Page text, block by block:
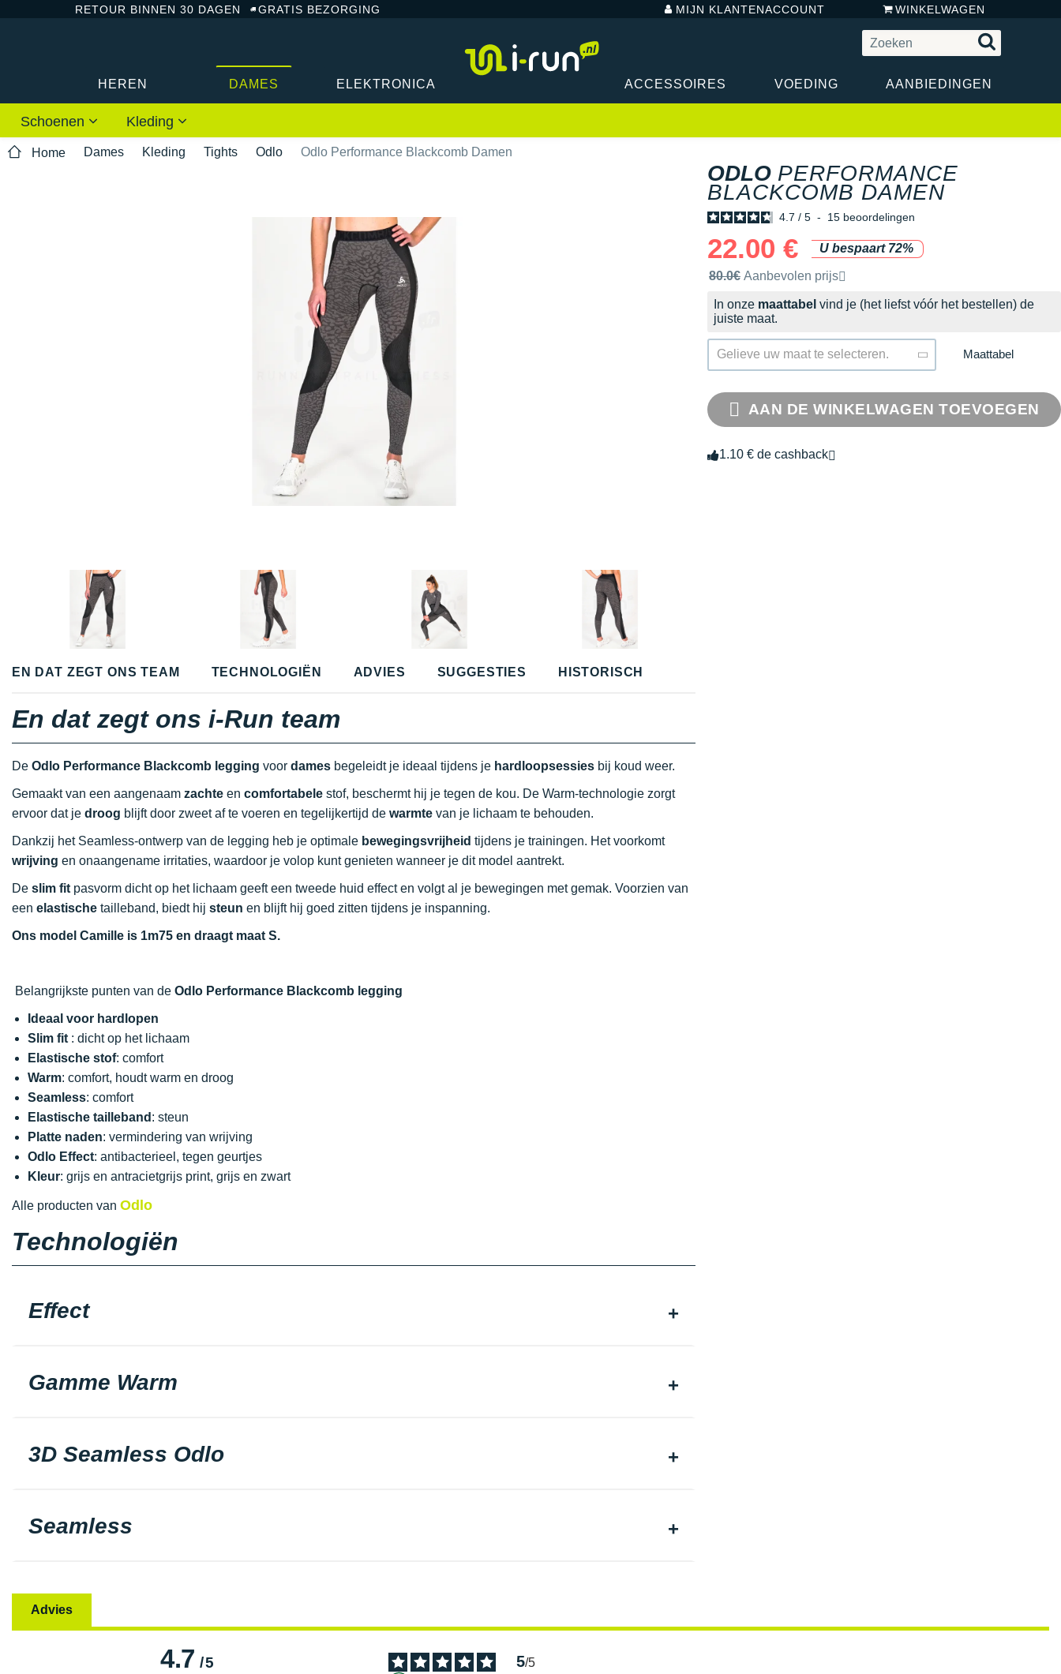
RETOUR BINNEN 30 DAGEN GRATIS BEZORGING MIJN KLANTENACCOUNT WINKELWAGEN
HEREN DAMES ELEKTRONICA ACCESSOIRES VOEDING AANBIEDINGEN
Schoenen Kleding
Home Dames Kleding Tights Odlo Odlo Performance Blackcomb Damen
ODLO PERFORMANCE
BLACKCOMB DAMEN
4.7 / 5 - 15 beoordelingen
22.00 €
U bespaart 72%
Door het merk aanbevolen verkoopprijs
80.0€ Aanbevolen prijs
In onze maattabel vind je (het liefst vóór het bestellen) de
juiste maat.
Gelieve uw maat te selecteren. Maattabel
AAN DE WINKELWAGEN TOEVOEGEN
1.10 € de cashback
EN DAT ZEGT ONS TEAM TECHNOLOGIËN ADVIES SUGGESTIES HISTORISCH
En dat zegt ons i-Run team
De Odlo Performance Blackcomb legging voor dames begeleidt je ideaal tijdens je hardloopsessies bij koud weer.
Gemaakt van een aangenaam zachte en comfortabele stof, beschermt hij je tegen de kou. De Warm-technologie zorgt
ervoor dat je droog blijft door zweet af te voeren en tegelijkertijd de warmte van je lichaam te behouden.
Dankzij het Seamless-ontwerp van de legging heb je optimale bewegingsvrijheid tijdens je trainingen. Het voorkomt
wrijving en onaangename irritaties, waardoor je volop kunt genieten wanneer je dit model aantrekt.
De slim fit pasvorm dicht op het lichaam geeft een tweede huid effect en volgt al je bewegingen met gemak. Voorzien van
een elastische tailleband, biedt hij steun en blijft hij goed zitten tijdens je inspanning.
Ons model Camille is 1m75 en draagt maat S.
Belangrijkste punten van de Odlo Performance Blackcomb legging
Ideaal voor hardlopen
Slim fit : dicht op het lichaam
Elastische stof: comfort
Warm: comfort, houdt warm en droog
Seamless: comfort
Elastische tailleband : steun
Platte naden: vermindering van wrijving
Odlo Effect: antibacterieel, tegen geurtjes
Kleur: grijs en antracietgrijs print, grijs en zwart
Alle producten van Odlo
Technologiën
Effect
Gamme Warm
3D Seamless Odlo
Seamless
Advies
4.7/5 5/5